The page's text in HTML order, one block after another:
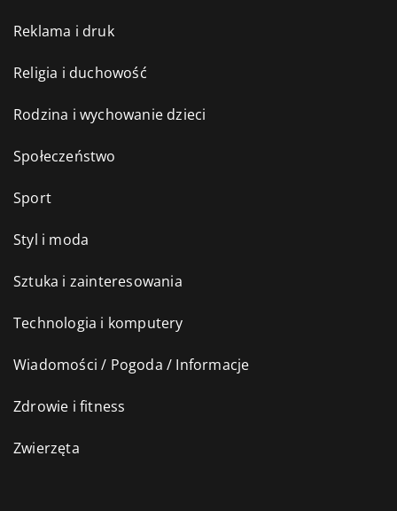
Reklama i druk
Religia i duchowość
Rodzina i wychowanie dzieci
Społeczeństwo
Sport
Styl i moda
Sztuka i zainteresowania
Technologia i komputery
Wiadomości / Pogoda / Informacje
Zdrowie i fitness
Zwierzęta